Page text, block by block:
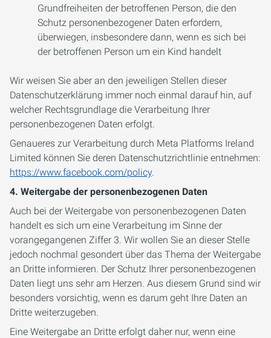
Grundfreiheiten der betroffenen Person, die den
Schutz personenbezogener Daten erfordern,
überwiegen, insbesondere dann, wenn es sich bei
der betroffenen Person um ein Kind handelt
Wir weisen Sie aber an den jeweiligen Stellen dieser
Datenschutzerklärung immer noch einmal darauf hin, auf
welcher Rechtsgrundlage die Verarbeitung Ihrer
personenbezogenen Daten erfolgt.
Genaueres zur Verarbeitung durch Meta Platforms Ireland
Limited können Sie deren Datenschutzrichtlinie entnehmen:
https://www.facebook.com/policy.
4. Weitergabe der personenbezogenen Daten
Auch bei der Weitergabe von personenbezogenen Daten
handelt es sich um eine Verarbeitung im Sinne der
vorangegangenen Ziffer 3. Wir wollen Sie an dieser Stelle
jedoch nochmal gesondert über das Thema der Weitergabe
an Dritte informieren. Der Schutz Ihrer personenbezogenen
Daten liegt uns sehr am Herzen. Aus diesem Grund sind wir
besonders vorsichtig, wenn es darum geht Ihre Daten an
Dritte weiterzugeben.
Eine Weitergabe an Dritte erfolgt daher nur, wenn eine